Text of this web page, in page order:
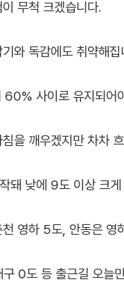
무척 크겠습니다.
와 독감에도 취약해집
사이로 유지되어
을 깨우겠지만 차차
돼 낮에 9도 이상 크
영하 5도, 안동은 영
0도 등 출근길 오늘